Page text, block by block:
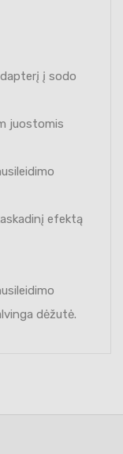
į sodo
juostomis
efektą
dėžutė.